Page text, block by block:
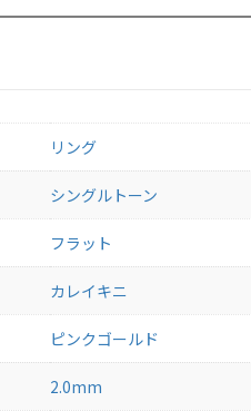
リング
シングルトーン
フラット
カレイキニ
ピンクゴールド
2.0mm